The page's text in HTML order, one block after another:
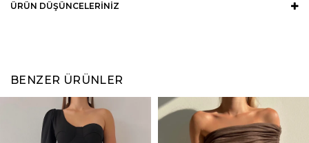
ÜRÜN DÜŞÜNCELERINIZ
BENZER ÜRÜNLER